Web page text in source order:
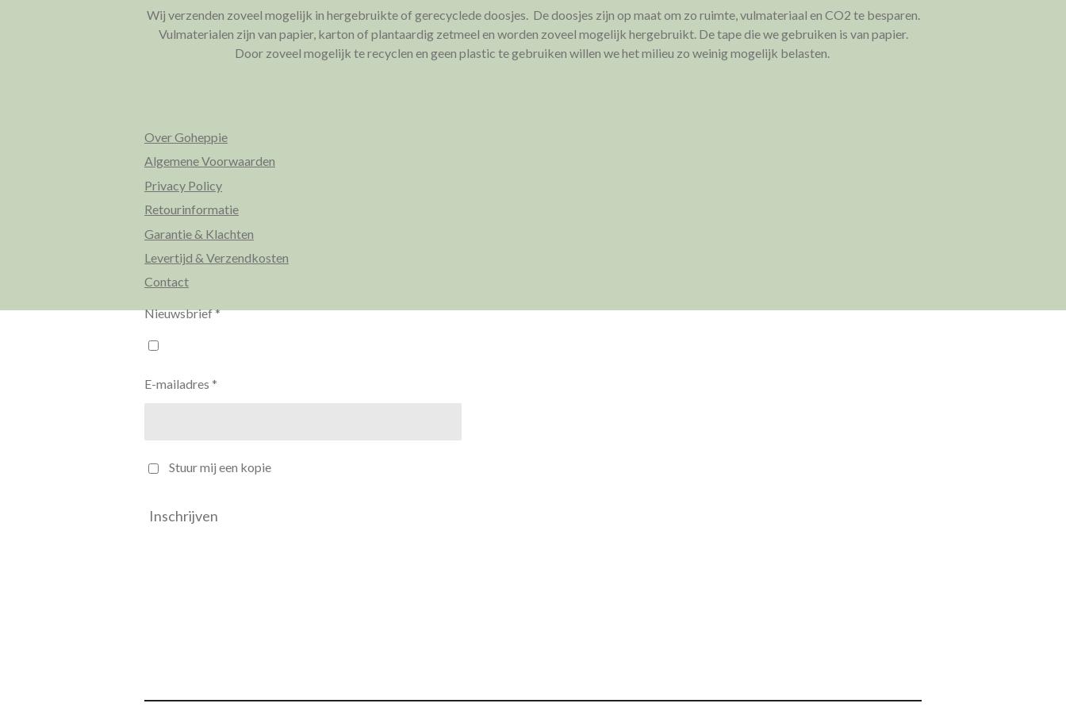
Wij verzenden zoveel mogelijk in hergebruikte of gerecyclede doosjes. De doosjes zijn op maat om zo ruimte, vulmateriaal en CO2 te besparen.
Vulmaterialen zijn van papier, karton of plantaardig zetmeel en worden zoveel mogelijk hergebruikt. De tape die we gebruiken is van papier.
Door zoveel mogelijk te recyclen en geen plastic te gebruiken willen we het milieu zo weinig mogelijk belasten.
Over Goheppie
Algemene Voorwaarden
Privacy Policy
Retourinformatie
Garantie & Klachten
Levertijd & Verzendkosten
Contact
Nieuwsbrief *
E-mailadres *
Stuur mij een kopie
Inschrijven